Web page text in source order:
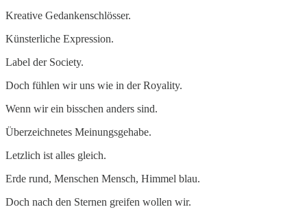
Kreative Gedankenschlösser.
Künsterliche Expression.
Label der Society.
Doch fühlen wir uns wie in der Royality.
Wenn wir ein bisschen anders sind.
Überzeichnetes Meinungsgehabe.
Letzlich ist alles gleich.
Erde rund, Menschen Mensch, Himmel blau.
Doch nach den Sternen greifen wollen wir.